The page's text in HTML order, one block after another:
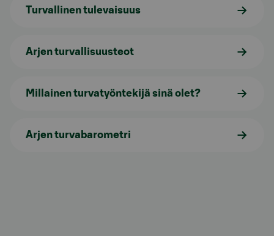
Turvallinen tulevaisuus
Arjen turvallisuusteot
Millainen turvatyöntekijä sinä olet?
Arjen turvabarometri